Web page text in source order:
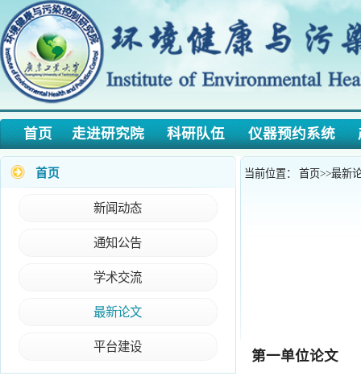
首页 走进研究院 科研队伍 仪器预约系统 产学
首页
新闻动态
学术交流
最新论文
平台建设
当前位置：首页>>最新论文>>正
Weina Zhao*,